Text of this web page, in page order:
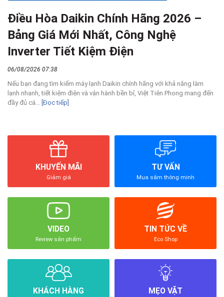
Điều Hòa Daikin Chính Hãng 2026 –
Bảng Giá Mới Nhất, Công Nghệ
Inverter Tiết Kiệm Điện
06/08/2026 07:38
Nếu bạn đang tìm kiếm máy lạnh Daikin chính hãng với khả năng làm
lạnh nhanh, tiết kiệm điện và vận hành bền bỉ, Việt Tiên Phong mang đến
đầy đủ cá... [Đọc tiếp]
KHUYẾN MÃI
Giảm giá
TƯ VẤN
Mua sắm thông minh
VIDEO
Review sản phẩm
TIN TỨC VỀ
Eco Shop
KHÁCH HÀNG MẸO VẶT